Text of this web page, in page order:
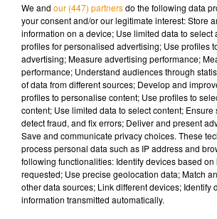
une nouvelle histoire avec un certain
qu'elle a rencontré sur le tournage du clip.
quelques mois après, pour divorcer en
très longtemps. Dernière info, Jennifer
artiste à être numéro 1, à la fois avec son
film où elle apparaît.Love Don't Cost a
Collector du jour sur Forum.
Rendez-vous tous les matins avec Lionel
Forum pour découvrir l'histoire du
We and our (447) partnersdo the following data
your consent and/or our legitimate interest: Store
information on a device; Use limited data to select
profiles for personalised advertising; Use profiles
advertising; Measure advertising performance;
performance; Understand audiences through
of data from different sources; Develop and
profiles to personalise content; Use profiles to
content; Use limited data to select content; Ensure
detect fraud, and fix errors; Deliver and present
Save and communicate privacy choices. These
process personal data such as IP address and
following functionalities: Identify devices based
requested; Use precise geolocation data; Match
other data sources; Link different devices; Identify
information transmitted automatically.